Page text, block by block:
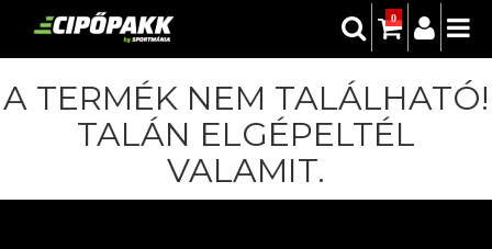
0
A TERMÉK NEM TALÁLHATÓ!
TALÁN ELGÉPELTÉL
VALAMIT.